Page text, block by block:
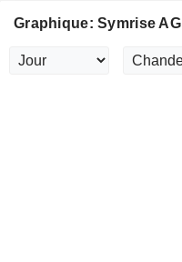
Graphique: Symrise AG